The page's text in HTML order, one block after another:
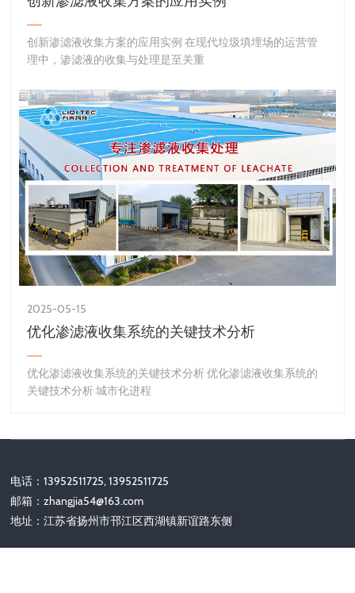
创新渗滤液收集方案的应用实例 在现代垃圾填埋场的运营管
理中，渗滤液的收集与处理是至关重
2025-05-15
优化渗滤液收集系统的关键技术分析
优化渗滤液收集系统的关键技术分析 优化渗滤液收集系统的
关键技术分析 城市化进程
电话：13952511725, 13952511725
邮箱：zhangjia54@163.com
地址：江苏省扬州市邗江区西湖镇新谊路东侧